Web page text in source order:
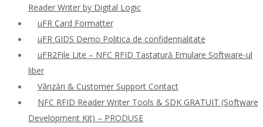
Reader Writer by Digital Logic
uFR Card Formatter
uFR GIDS Demo Politica de confidențialitate
uFR2File Lite – NFC RFID Tastatură Emulare Software-ul
liber
Vânzări & Customer Support Contact
NFC RFID Reader Writer Tools & SDK GRATUIT (Software
Development Kit) – PRODUSE